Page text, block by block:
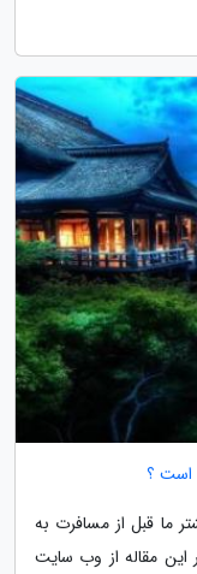
است ؟
ما قبل از مسافرت به
مقاله از وب سایت